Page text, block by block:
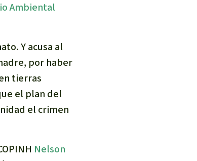
Ambiental
Y acusa al
por haber
tierras
el plan del
el crimen
Nelson